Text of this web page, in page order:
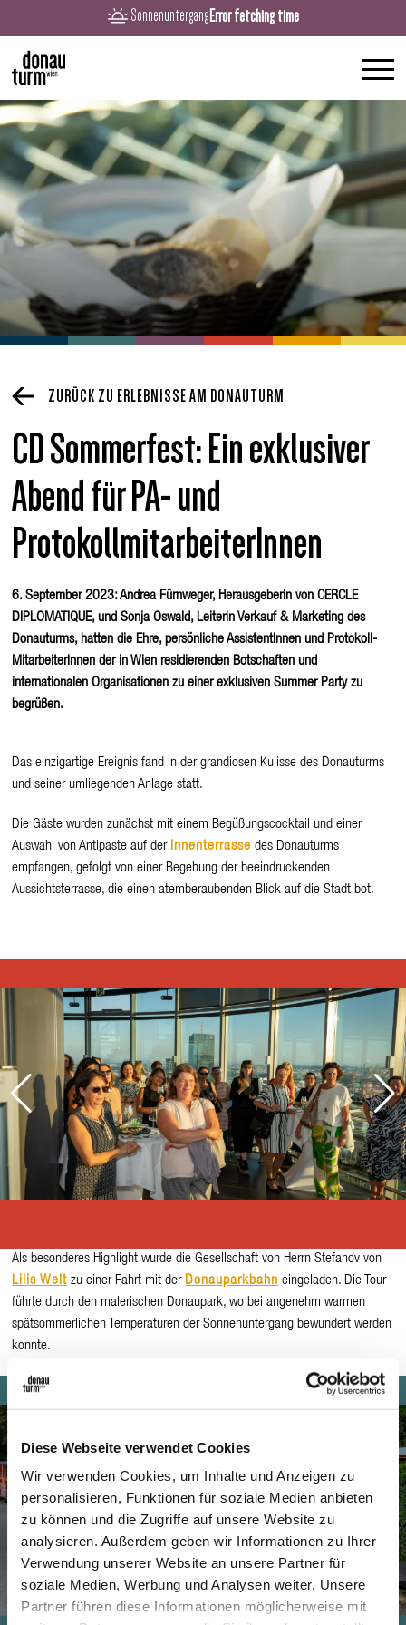
Diese Webseite verwendet Cookies
Wir verwenden Cookies, um Inhalte und Anzeigen zu
personalisieren, Funktionen für soziale Medien anbieten
zu können und die Zugriffe auf unsere Website zu
analysieren. Außerdem geben wir Informationen zu Ihrer
Verwendung unserer Website an unsere Partner für
soziale Medien, Werbung und Analysen weiter. Unsere
Partner führen diese Informationen möglicherweise mit
SonnenuntergangError fetching time
ZURÜCK ZU ERLEBNISSE AM DONAUTURM
CD Sommerfest: Ein exklusiver
Abend für PA- und
ProtokollmitarbeiterInnen
6. September 2023: Andrea Fürnweger, Herausgeberin von CERCLE
DIPLOMATIQUE, und Sonja Oswald, Leiterin Verkauf & Marketing des
Donauturms, hatten die Ehre, persönliche AssistentInnen und Protokoll-
MitarbeiterInnen der in Wien residierenden Botschaften und
internationalen Organisationen zu einer exklusiven Summer Party zu
begrüßen.
Das einzigartige Ereignis fand in der grandiosen Kulisse des Donauturms
und seiner umliegenden Anlage statt.
Die Gäste wurden zunächst mit einem Begüßungscocktail und einer
Auswahl von Antipaste auf der Innenterrasse des Donauturms
empfangen, gefolgt von einer Begehung der beeindruckenden
Aussichtsterrasse, die einen atemberaubenden Blick auf die Stadt bot.
Kurt Patzak
Als besonderes Highlight wurde die Gesellschaft von Herrn Stefanov von
Lilis Welt zu einer Fahrt mit derDonauparkbahn eingeladen. Die Tour
führte durch den malerischen Donaupark, wo bei angenehm warmen
spätsommerlichen Temperaturen der Sonnenuntergang bewundert werden
konnte.